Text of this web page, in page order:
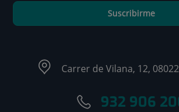
Suscribirme
Carrer de Vilana, 12,
932 906